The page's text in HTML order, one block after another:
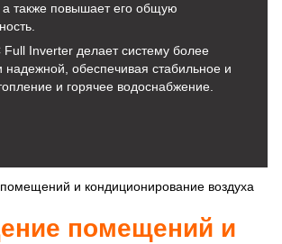
также повышает его общую
Full Inverter делает систему более
обеспечивая стабильное и
и горячее водоснабжение.
помещений и